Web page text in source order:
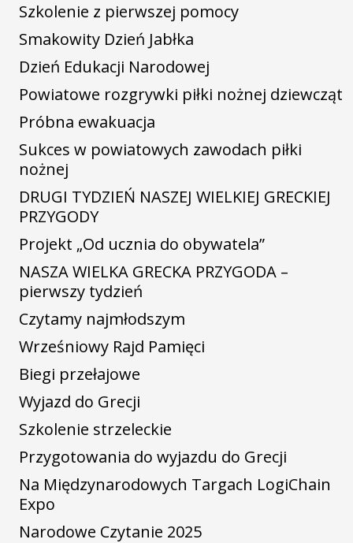
Szkolenie z pierwszej pomocy
Smakowity Dzień Jabłka
Dzień Edukacji Narodowej
Powiatowe rozgrywki piłki nożnej dziewcząt
Próbna ewakuacja
Sukces w powiatowych zawodach piłki
nożnej
DRUGI TYDZIEŃ NASZEJ WIELKIEJ GRECKIEJ
PRZYGODY
Projekt „Od ucznia do obywatela”
NASZA WIELKA GRECKA PRZYGODA –
pierwszy tydzień
Czytamy najmłodszym
Wrześniowy Rajd Pamięci
Biegi przełajowe
Wyjazd do Grecji
Szkolenie strzeleckie
Przygotowania do wyjazdu do Grecji
Na Międzynarodowych Targach LogiChain
Expo
Narodowe Czytanie 2025